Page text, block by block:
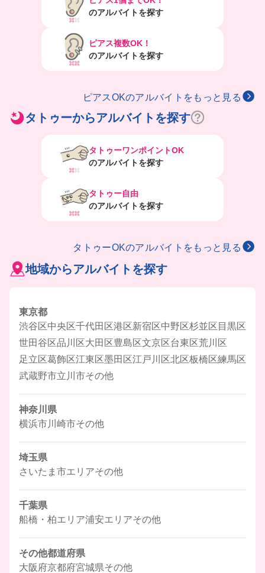
のアルバイトを探す
ピアス複数OK！
のアルバイトを探す
ピアスOKのアルバイトをもっと見る
タトゥーからアルバイトを探す
タトゥーワンポイントOK
のアルバイトを探す
タトゥー自由
のアルバイトを探す
タトゥーOKのアルバイトをもっと見る
地域からアルバイトを探す
東京都
渋谷区中央区千代田区港区新宿区中野区杉並区 目黒区
世田谷区品川区大田区豊島区文京区台東区荒川区
足立区葛飾区江東区墨田区江戸川区北区板橋区練馬区
武蔵野市立川市その他
神奈川県
横浜市川崎市その他
埼玉県
さいたま市エリアその他
千葉県
船橋・柏エリア浦安エリアその他
その他都道府県
大阪府京都府宮城県その他